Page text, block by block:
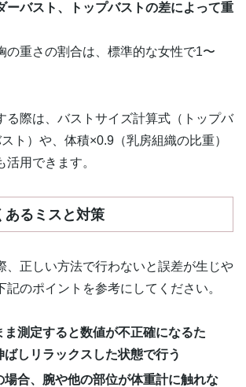
ーバスト、トップバストの差によって重
の重さの割合は、標準的な女性で1〜
る際は、バストサイズ計算式（トップバ
ト）や、体積×0.9（乳房組織の比重）
用できます。
あるミスと対策
、正しい方法で行わないと誤差が生じや
記のポイントを参考にしてください。
ま測定すると数値が不正確になるた
ばしリラックスした状態で行う
場合、腕や他の部位が体重計に触れな